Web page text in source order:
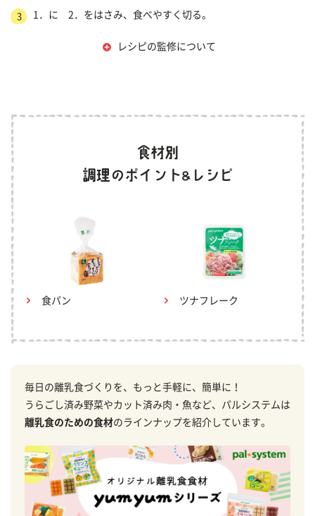
3 1．に 2．をはさみ、食べやすく切る。
レシピの監修について
食パン ツナフレーク
毎日の離乳食づくりを、もっと手軽に、簡単に！
うらごし済み野菜やカット済み肉・魚など、パルシステムは
離乳食のための食材のラインナップを紹介しています。